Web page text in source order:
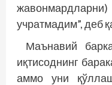
учратмадим”, деб
Маънавий
иқтисоднинг
аммо уни